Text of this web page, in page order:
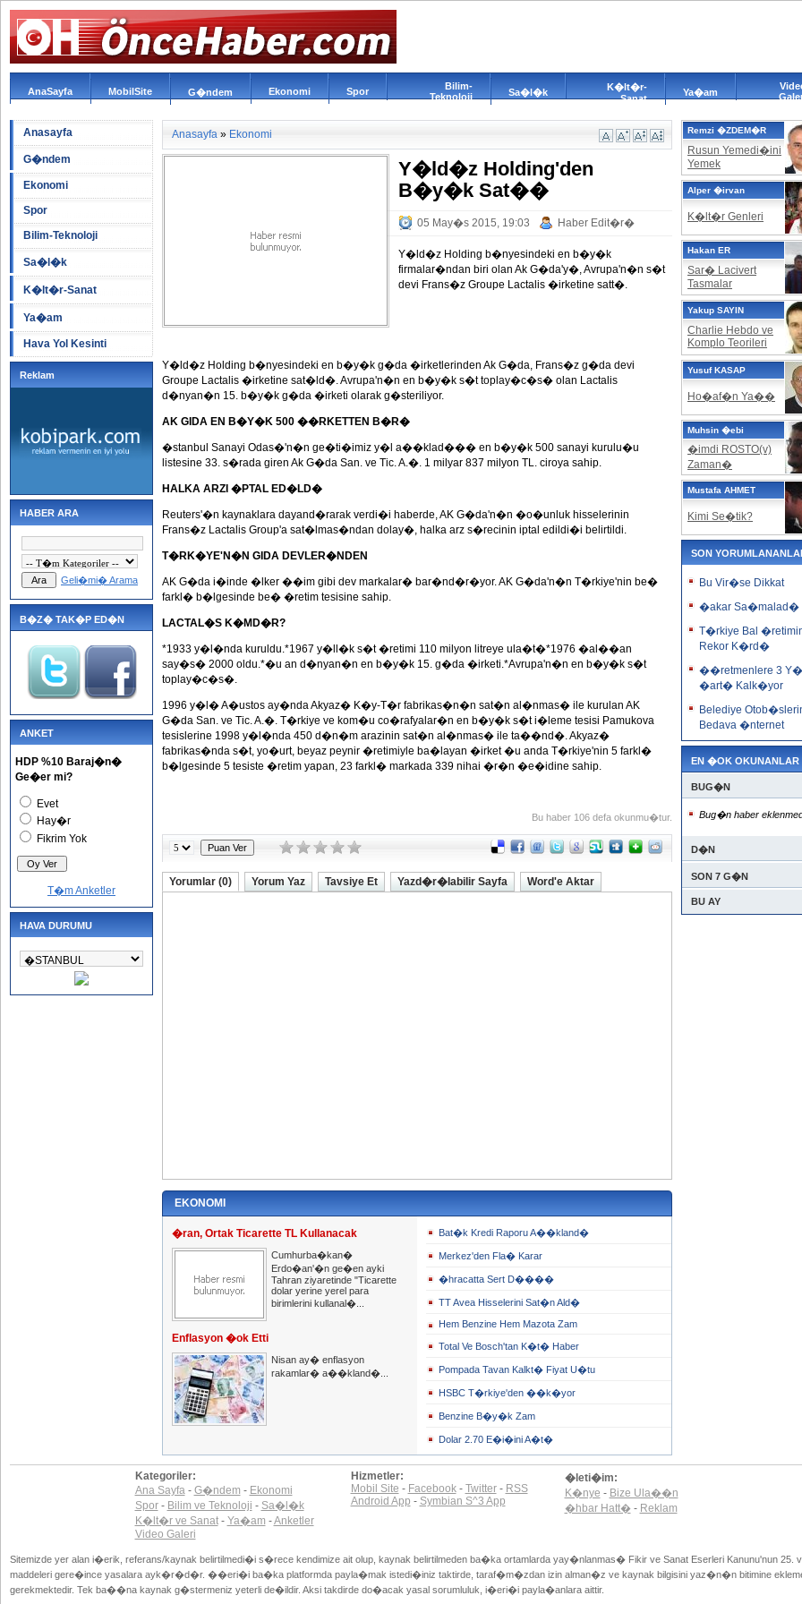
AnaSayfa MobilSite G�ndem Ekonomi Spor
Bilim-
Teknoloji
Sa�l�k
K�lt�r-
Sanat
Ya�am
Anasayfa
G�ndem
Ekonomi
Spor
Bilim-Teknoloji
Sa�l�k
K�lt�r-Sanat
Ya�am
Hava Yol Kesinti
Reklam
HABER ARA
Geli�mi� Arama
B�Z� TAK�P ED�N
ANKET
HDP %10 Baraj�n�
Ge�er mi?
Evet
Hay�r
Fikrim Yok
T�m Anketler
HAVA DURUMU
Anasayfa » Ekonomi
Y�ld�z Holding'den
B�y�k Sat��
05 May�s 2015, 19:03 Haber Edit�r�
Y�ld�z Holding b�nyesindeki en b�y�k
firmalar�ndan biri olan Ak G�da'y�, Avrupa'n�n s�t
devi Frans�z Groupe Lactalis �irketine satt�.
Y�ld�z Holding b�nyesindeki en b�y�k g�da �irketlerinden Ak G�da, Frans�z g�da devi
Groupe Lactalis �irketine sat�ld�. Avrupa'n�n en b�y�k s�t toplay�c�s� olan Lactalis
d�nyan�n 15. b�y�k g�da �irketi olarak g�steriliyor.
AK GIDA EN B�Y�K 500 ��RKETTEN B�R�
�stanbul Sanayi Odas�'n�n ge�ti�imiz y�l a��klad��� en b�y�k 500 sanayi kurulu�u
listesine 33. s�rada giren Ak G�da San. ve Tic. A.�. 1 milyar 837 milyon TL. ciroya sahip.
HALKA ARZI �PTAL ED�LD�
Reuters'�n kaynaklara dayand�rarak verdi�i haberde, AK G�da'n�n �o�unluk hisselerinin
Frans�z Lactalis Group'a sat�lmas�ndan dolay�, halka arz s�recinin iptal edildi�i belirtildi.
T�RK�YE'N�N GIDA DEVLER�NDEN
AK G�da i�inde �lker ��im gibi dev markalar� bar�nd�r�yor. AK G�da'n�n T�rkiye'nin be�
farkl� b�lgesinde be� �retim tesisine sahip.
LACTAL�S K�MD�R?
*1933 y�l�nda kuruldu.*1967 y�ll�k s�t �retimi 110 milyon litreye ula�t�*1976 �al��an
say�s� 2000 oldu.*�u an d�nyan�n en b�y�k 15. g�da �irketi.*Avrupa'n�n en b�y�k s�t
toplay�c�s�.
1996 y�l� A�ustos ay�nda Akyaz� K�y-T�r fabrikas�n�n sat�n al�nmas� ile kurulan AK
G�da San. ve Tic. A.�. T�rkiye ve kom�u co�rafyalar�n en b�y�k s�t i�leme tesisi Pamukova
tesislerine 1998 y�l�nda 450 d�n�m arazinin sat�n al�nmas� ile ta��nd�. Akyaz�
fabrikas�nda s�t, yo�urt, beyaz peynir �retimiyle ba�layan �irket �u anda T�rkiye'nin 5 farkl�
b�lgesinde 5 tesiste �retim yapan, 23 farkl� markada 339 nihai �r�n �e�idine sahip.
Bu haber 106 defa okunmu�tur.
Yorumlar (0) Yorum Yaz Tavsiye Et Yazd�r�labilir Sayfa Word'e Aktar
EKONOMI
�ran, Ortak Ticarette TL Kullanacak
Cumhurba�kan�
Erdo�an'�n ge�en ayki
Tahran ziyaretinde "Ticarette
dolar yerine yerel para
birimlerini kullanal�...
Enflasyon �ok Etti
Nisan ay� enflasyon
rakamlar� a��kland�...
Bat�k Kredi Raporu A��kland�
Merkez'den Fla� Karar
�hracatta Sert D����
TT Avea Hisselerini Sat�n Ald�
Hem Benzine Hem Mazota Zam
Total Ve Bosch'tan K�t� Haber
Pompada Tavan Kalkt� Fiyat U�tu
HSBC T�rkiye'den ��k�yor
Benzine B�y�k Zam
Dolar 2.70 E�i�ini A�t�
Remzi �ZDEM�R
Rusun Yemedi�ini
Yemek
Alper �irvan
K�lt�r Genleri
Hakan ER
Sar� Lacivert
Tasmalar
Yakup SAYIN
Charlie Hebdo ve
Komplo Teorileri
Yusuf KASAP
Ho�af�n Ya��
Muhsin �ebi
�imdi ROSTO(v)
Zaman�
Mustafa AHMET
Kimi Se�tik?
SON
Bu Vir�se Dikkat
�akar Sa�malad�
T�rkiye Bal
Rekor K�rd�
��retmenlere 3
�art� Kalk�yor
Belediye
Bedava �nternet
EN �OK OKUNANLAR
BUG�N
Bug�n haber
D�N
SON 7 G�N
BU AY
Kategoriler:
Ana Sayfa- G�ndem - Ekonomi
Spor- Bilim ve Teknoloji - Sa�l�k
K�lt�r ve Sanat- Ya�am -Anketler
Video Galeri
Hizmetler:
Mobil Site - Facebook- Twitter- RSS
Android App - Symbian S^3 App
�leti�im:
K�nye - Bize Ula��n
�hbar Hatt�- Reklam
Sitemizde yer alan i�erik, referans/kaynak belirtilmedi�i s�rece kendimize ait olup, kaynak belirtilmeden ba�ka ortamlarda yay�nlanmas� Fikir ve Sanat Eserleri Kanunu'nun 25.
maddeleri gere�ince yasalara ayk�r�d�r. ��eri�i ba�ka platformda payla�mak istedi�iniz taktirde, taraf�m�zdan izin alman�z ve kaynak bilgisini yaz�n�n bitimine
gerekmektedir. Tek ba��na kaynak g�stermeniz yeterli de�ildir. Aksi takdirde do�acak yasal sorumluluk, i�eri�i payla�anlara aittir.